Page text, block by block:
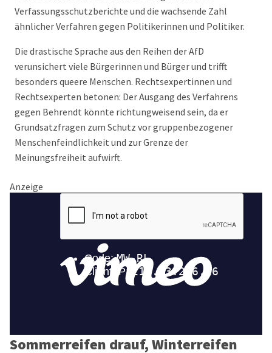
Verfassungsschutzberichte und die wachsende Zahl
ähnlicher Verfahren gegen Politikerinnen und Politiker.
Die drastische Sprache aus den Reihen der AfD
verunsichert viele Bürgerinnen und Bürger und trifft
besonders queere Menschen. Rechtsexpertinnen und
Rechtsexperten betonen: Der Ausgang des Verfahrens
gegen Behrendt könnte richtungweisend sein, da er
Grundsatzfragen zum Schutz vor gruppenbezogener
Menschenfeindlichkeit und zur Grenze der
Meinungsfreiheit aufwirft.
Anzeige
Sommerreifen drauf, Winterreifen